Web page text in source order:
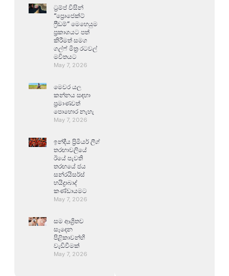
ට්‍රම්ප් විසින්
“ප්‍රොජෙක්ට්
ෆ්‍රීඩම්” මෙහෙයුම
ප්‍රකාශයට පත්
කිරීමත් සමග
ගල්ෆ් මිත්‍ර රටවල්
මවිතයට
May 7, 2026
මෙවර යල
කන්නය සඳහා
ප්‍රමාණවත්
පොහොර නැහැ
May 7, 2026
ඉන්දීය ප්‍රිමියර් ලීග්
තරඟාවලියේ
ඊයේ පැවති
තරඟයේ ජය
සන්රයිසර්ස්
හයිද්‍රාබාද්
කණ්ඩායමට
May 7, 2026
සම ආශ්‍රිතව
සෑදෙන
පිළිකාවන්හි
වැඩිවීමක්
May 7, 2026